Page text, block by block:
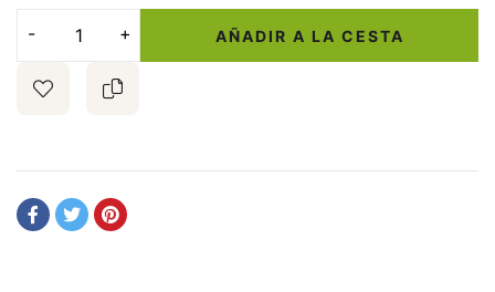
AÑADIR A LA CESTA